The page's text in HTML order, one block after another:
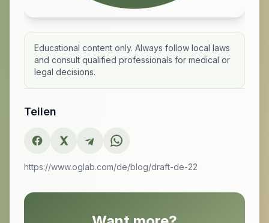
Educational content only. Always follow local laws
and consult qualified professionals for medical or
legal decisions.
Teilen
https://www.oglab.com/de/blog/draft-de-22